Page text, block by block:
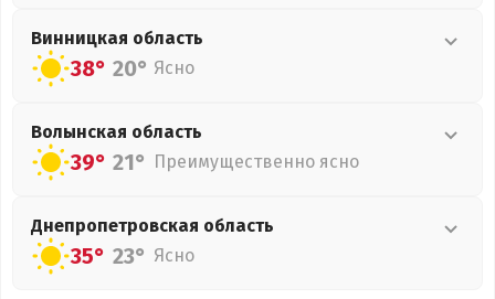
Винницкая область
38° 20° Ясно
Волынская область
39° 21° Преимущественно ясно
Днепропетровская область
35° 23° Ясно